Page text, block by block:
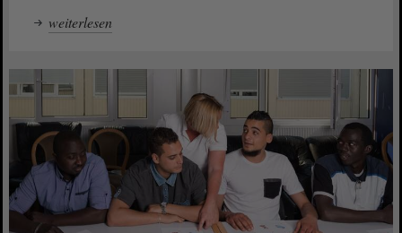
weiterlesen